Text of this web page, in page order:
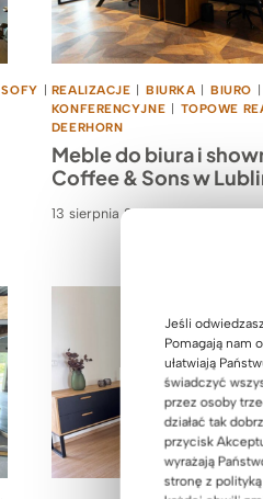
Jeśli
Pomagają nam
ułatwiają
świadczyć
przez osoby
działać tak
przycisk
wyrażają
stronę z
SOFY | SZAFY
REALIZACJE | BIURKA | BIURO |
KONFERENCYJNE | TOPOWE
DEERHORN
Meble do biura i
Coffee & Sons w
13 sierpnia 2025